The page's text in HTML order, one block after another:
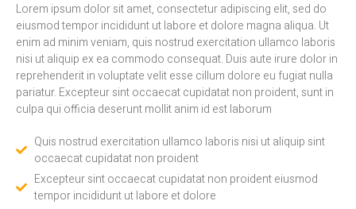
Lorem ipsum dolor sit amet, consectetur adipiscing elit, sed do
eiusmod tempor incididunt ut labore et dolore magna aliqua. Ut
enim ad minim veniam, quis nostrud exercitation ullamco laboris
nisi ut aliquip ex ea commodo consequat. Duis aute irure dolor in
reprehenderit in voluptate velit esse cillum dolore eu fugiat nulla
pariatur. Excepteur sint occaecat cupidatat non proident, sunt in
culpa qui officia deserunt mollit anim id est laborum
Quis nostrud exercitation ullamco laboris nisi ut aliquip sint
occaecat cupidatat non proident
Excepteur sint occaecat cupidatat non proident eiusmod
tempor incididunt ut labore et dolore